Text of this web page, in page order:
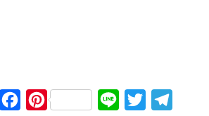
FacebookPinterest Line Twitter